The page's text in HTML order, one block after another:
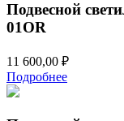
Подвесной
01OR
11 600,00 ₽
Подробнее